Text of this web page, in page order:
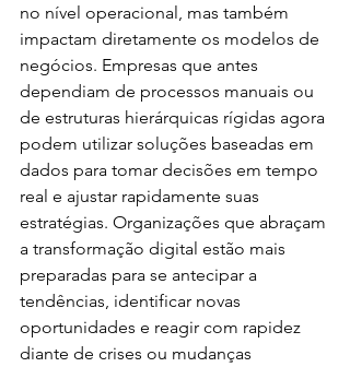
no nível operacional, mas também
impactam diretamente os modelos de
negócios. Empresas que antes
dependiam de processos manuais ou
de estruturas hierárquicas rígidas agora
podem utilizar soluções baseadas em
dados para tomar decisões em tempo
real e ajustar rapidamente suas
estratégias. Organizações que abraçam
a transformação digital estão mais
preparadas para se antecipar a
tendências, identificar novas
oportunidades e reagir com rapidez
diante de crises ou mudanças